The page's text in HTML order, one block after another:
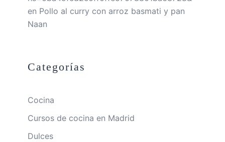
en Pollo al curry con arroz basmati y pan
Naan
Categorías
Cocina
Cursos de cocina en Madrid
Dulces